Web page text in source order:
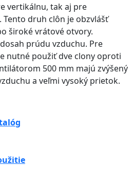
vertikálnu, tak aj pre
druh clôn je obzvlášť
široké vrátové otvory.
prúdu vzduchu. Pre
nutné použiť dve clony oproti
500 mm majú zvýšený
a veľmi vysoký prietok.